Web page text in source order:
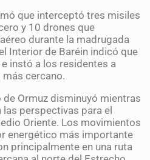
que interceptó tres misiles
y 10 drones que
durante la madrugada
Interior de Baréin indicó que
instó a los residentes a
cercano.
Ormuz disminuyó mientras
perspectivas para el
Oriente. Los movimientos
energético más importante
principalmente en una ruta